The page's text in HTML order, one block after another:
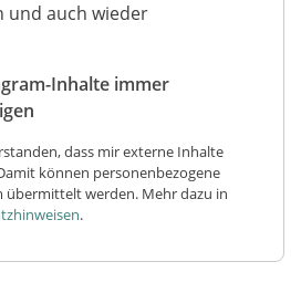
und auch wieder
Inhalte immer
dass mir externe Inhalte
können personenbezogene
übermittelt werden. Mehr dazu in
.